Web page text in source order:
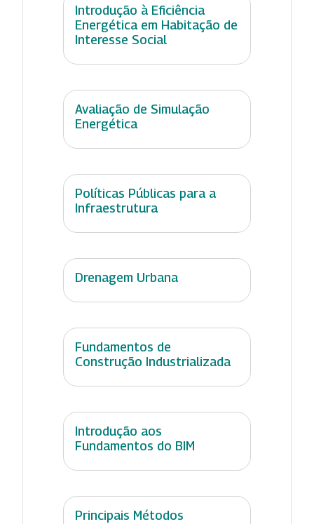
Introdução à Eficiência
Energética em Habitação de
Interesse Social
Avaliação de Simulação
Energética
Políticas Públicas para a
Infraestrutura
Drenagem Urbana
Fundamentos de
Construção Industrializada
Introdução aos
Fundamentos do BIM
Principais Métodos